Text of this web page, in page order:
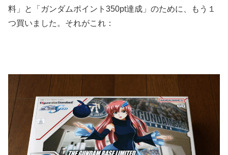
料」と「ガンダムポイント350pt達成」のために、もう１
つ買いました。それがこれ：